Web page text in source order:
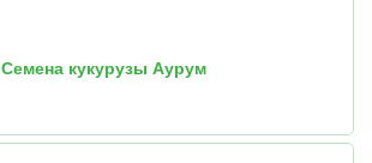
Семена кукурузы Аурум